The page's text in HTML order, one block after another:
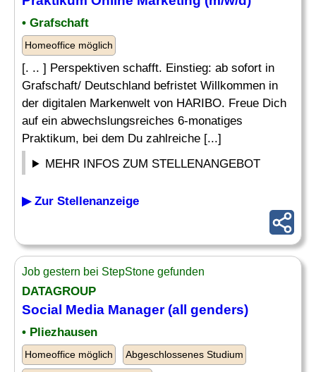
• Grafschaft
Homeoffice möglich
[. .. ] Perspektiven schafft. Einstieg: ab sofort in
Grafschaft/ Deutschland befristet Willkommen in
der digitalen Markenwelt von HARIBO. Freue Dich
auf ein abwechslungsreiches 6-monatiges
Praktikum, bei dem Du zahlreiche [...]
MEHR INFOS ZUM STELLENANGEBOT
▶ Zur Stellenanzeige
Job gestern bei StepStone gefunden
DATAGROUP
Social Media Manager (all genders)
• Pliezhausen
Homeoffice möglich Abgeschlossenes Studium